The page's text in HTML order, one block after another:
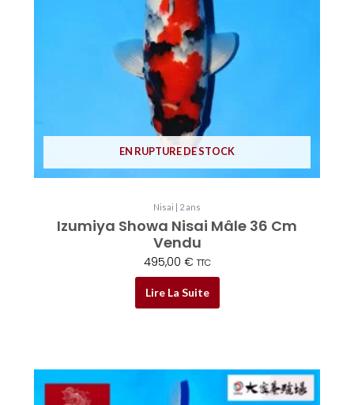
EN RUPTURE DE STOCK
Nisai | 2 ans
Izumiya Showa Nisai Mâle 36 Cm
Vendu
495,00 € TTC
Lire La Suite